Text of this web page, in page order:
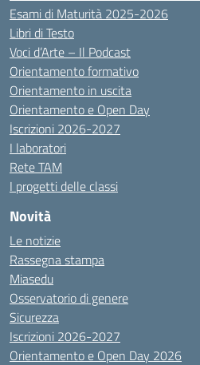
Esami di Maturità 2025-2026
Libri di Testo
Voci d’Arte – Il Podcast
Orientamento formativo
Orientamento in uscita
Orientamento e Open Day
Iscrizioni 2026-2027
I laboratori
Rete TAM
I progetti delle classi
Novità
Le notizie
Rassegna stampa
Miasedu
Osservatorio di genere
Sicurezza
Iscrizioni 2026-2027
Orientamento e Open Day 2026